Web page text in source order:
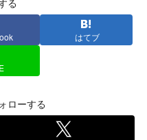
はてブ
ローする